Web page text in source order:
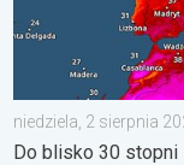
niedziela, 2 sierpnia
Do blisko 30 stopni